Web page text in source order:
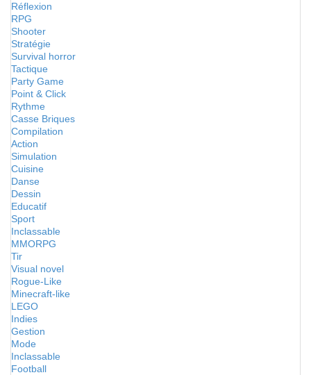
Réflexion
RPG
Shooter
Stratégie
Survival horror
Tactique
Party Game
Point & Click
Rythme
Casse Briques
Compilation
Action
Simulation
Cuisine
Danse
Dessin
Educatif
Sport
Inclassable
MMORPG
Tir
Visual novel
Rogue-Like
Minecraft-like
LEGO
Indies
Gestion
Mode
Inclassable
Football